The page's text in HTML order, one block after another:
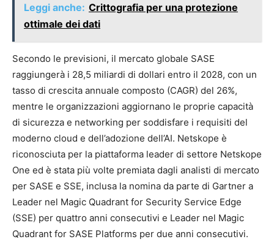
Leggi anche: Crittografia per una protezione
ottimale dei dati
Secondo le previsioni, il mercato globale SASE
raggiungerà i 28,5 miliardi di dollari entro il 2028, con un
tasso di crescita annuale composto (CAGR) del 26%,
mentre le organizzazioni aggiornano le proprie capacità
di sicurezza e networking per soddisfare i requisiti del
moderno cloud e dell’adozione dell’AI. Netskope è
riconosciuta per la piattaforma leader di settore Netskope
One ed è stata più volte premiata dagli analisti di mercato
per SASE e SSE, inclusa la nomina da parte di Gartner a
Leader nel Magic Quadrant for Security Service Edge
(SSE) per quattro anni consecutivi e Leader nel Magic
Quadrant for SASE Platforms per due anni consecutivi.